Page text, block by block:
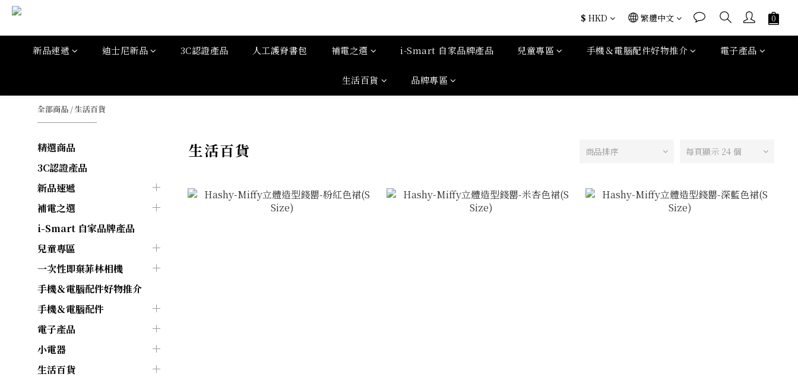
$ HKD 繁體中文
新品速遞 迪士尼新品 3C認證產品 人工護脊書包 補電之選 i-Smart 自家品牌產品 兒童專區 手機＆電腦配件好物推介 電子產品
生活百貨 品牌專區
全部商品 /生活百貨
精選商品
3C認證產品
新品速遞
補電之選
i-Smart 自家品牌產品
兒童專區
一次性即棄菲林相機
手機＆電腦配件好物推介
手機＆電腦配件
電子產品
小電器
生活百貨
生活百貨 商品排序 每頁顯示 24 個